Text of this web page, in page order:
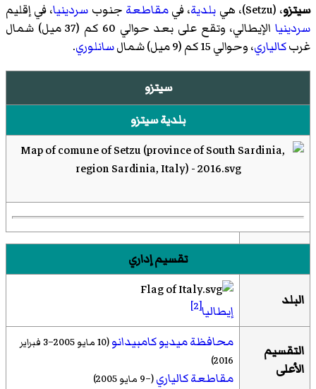
سيتزو، (Setzu)‏، هي بلدية، فيمقاطعة جنوب سردينيا، في إقليم
سردينيا
الإيطالي، وتقع على بعد حوالي 60 كم (37 ميل) شمال
غربكالياري، وحوالي 15 كم (9 ميل) شمال سانلوري.
سيتزو
بلدية سيتزو
تقسيم إداري
البلد
إيطاليا[2]
التقسيم
الأعلى
محافظة ميديو كامبيدانو
(10 مايو 2005–3 فبراير
2016)
مقاطعة كالياري(–9 مايو 2005)